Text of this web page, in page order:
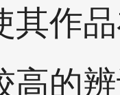
其作
高的